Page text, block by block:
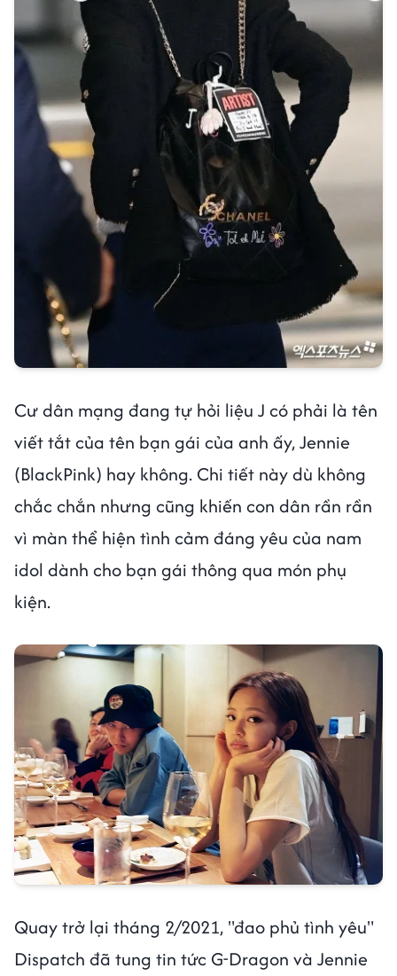
Cư dân mạng đang tự hỏi liệu J có phải là tên
viết tắt của tên bạn gái của anh ấy, Jennie
(BlackPink) hay không. Chi tiết này dù không
chắc chắn nhưng cũng khiến con dân rần rần
vì màn thể hiện tình cảm đáng yêu của nam
idol dành cho bạn gái thông qua món phụ
kiện.
Quay trở lại tháng 2/2021, "đao phủ tình yêu"
Dispatch đã tung tin tức G-Dragon và Jennie